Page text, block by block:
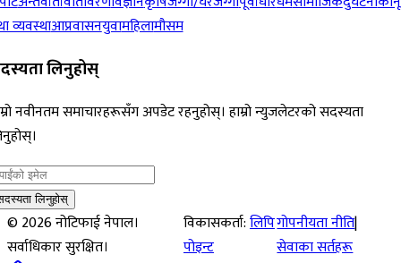
व्यवस्थाआप्रवासनयुवामहिलामौसम
लिनुहोस्
नवीनतम समाचारहरूसँग अपडेट रहनुहोस्। हाम्रो न्युजलेटरको सदस्यता
लिनुहोस्
©2026नोटिफाई नेपाल।
सर्वाधिकार सुरक्षित।
विकासकर्ता:लिपि
पोइन्ट
गोपनीयता नीति|
सेवाका सर्तहरू